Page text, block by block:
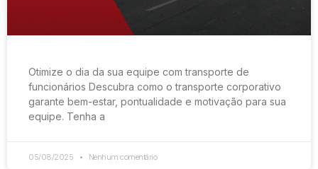
Otimize o dia da sua equipe com transporte de
funcionários Descubra como o transporte corporativo
garante bem-estar, pontualidade e motivação para sua
equipe. Tenha a
05/08/2025 Nenhum comentário